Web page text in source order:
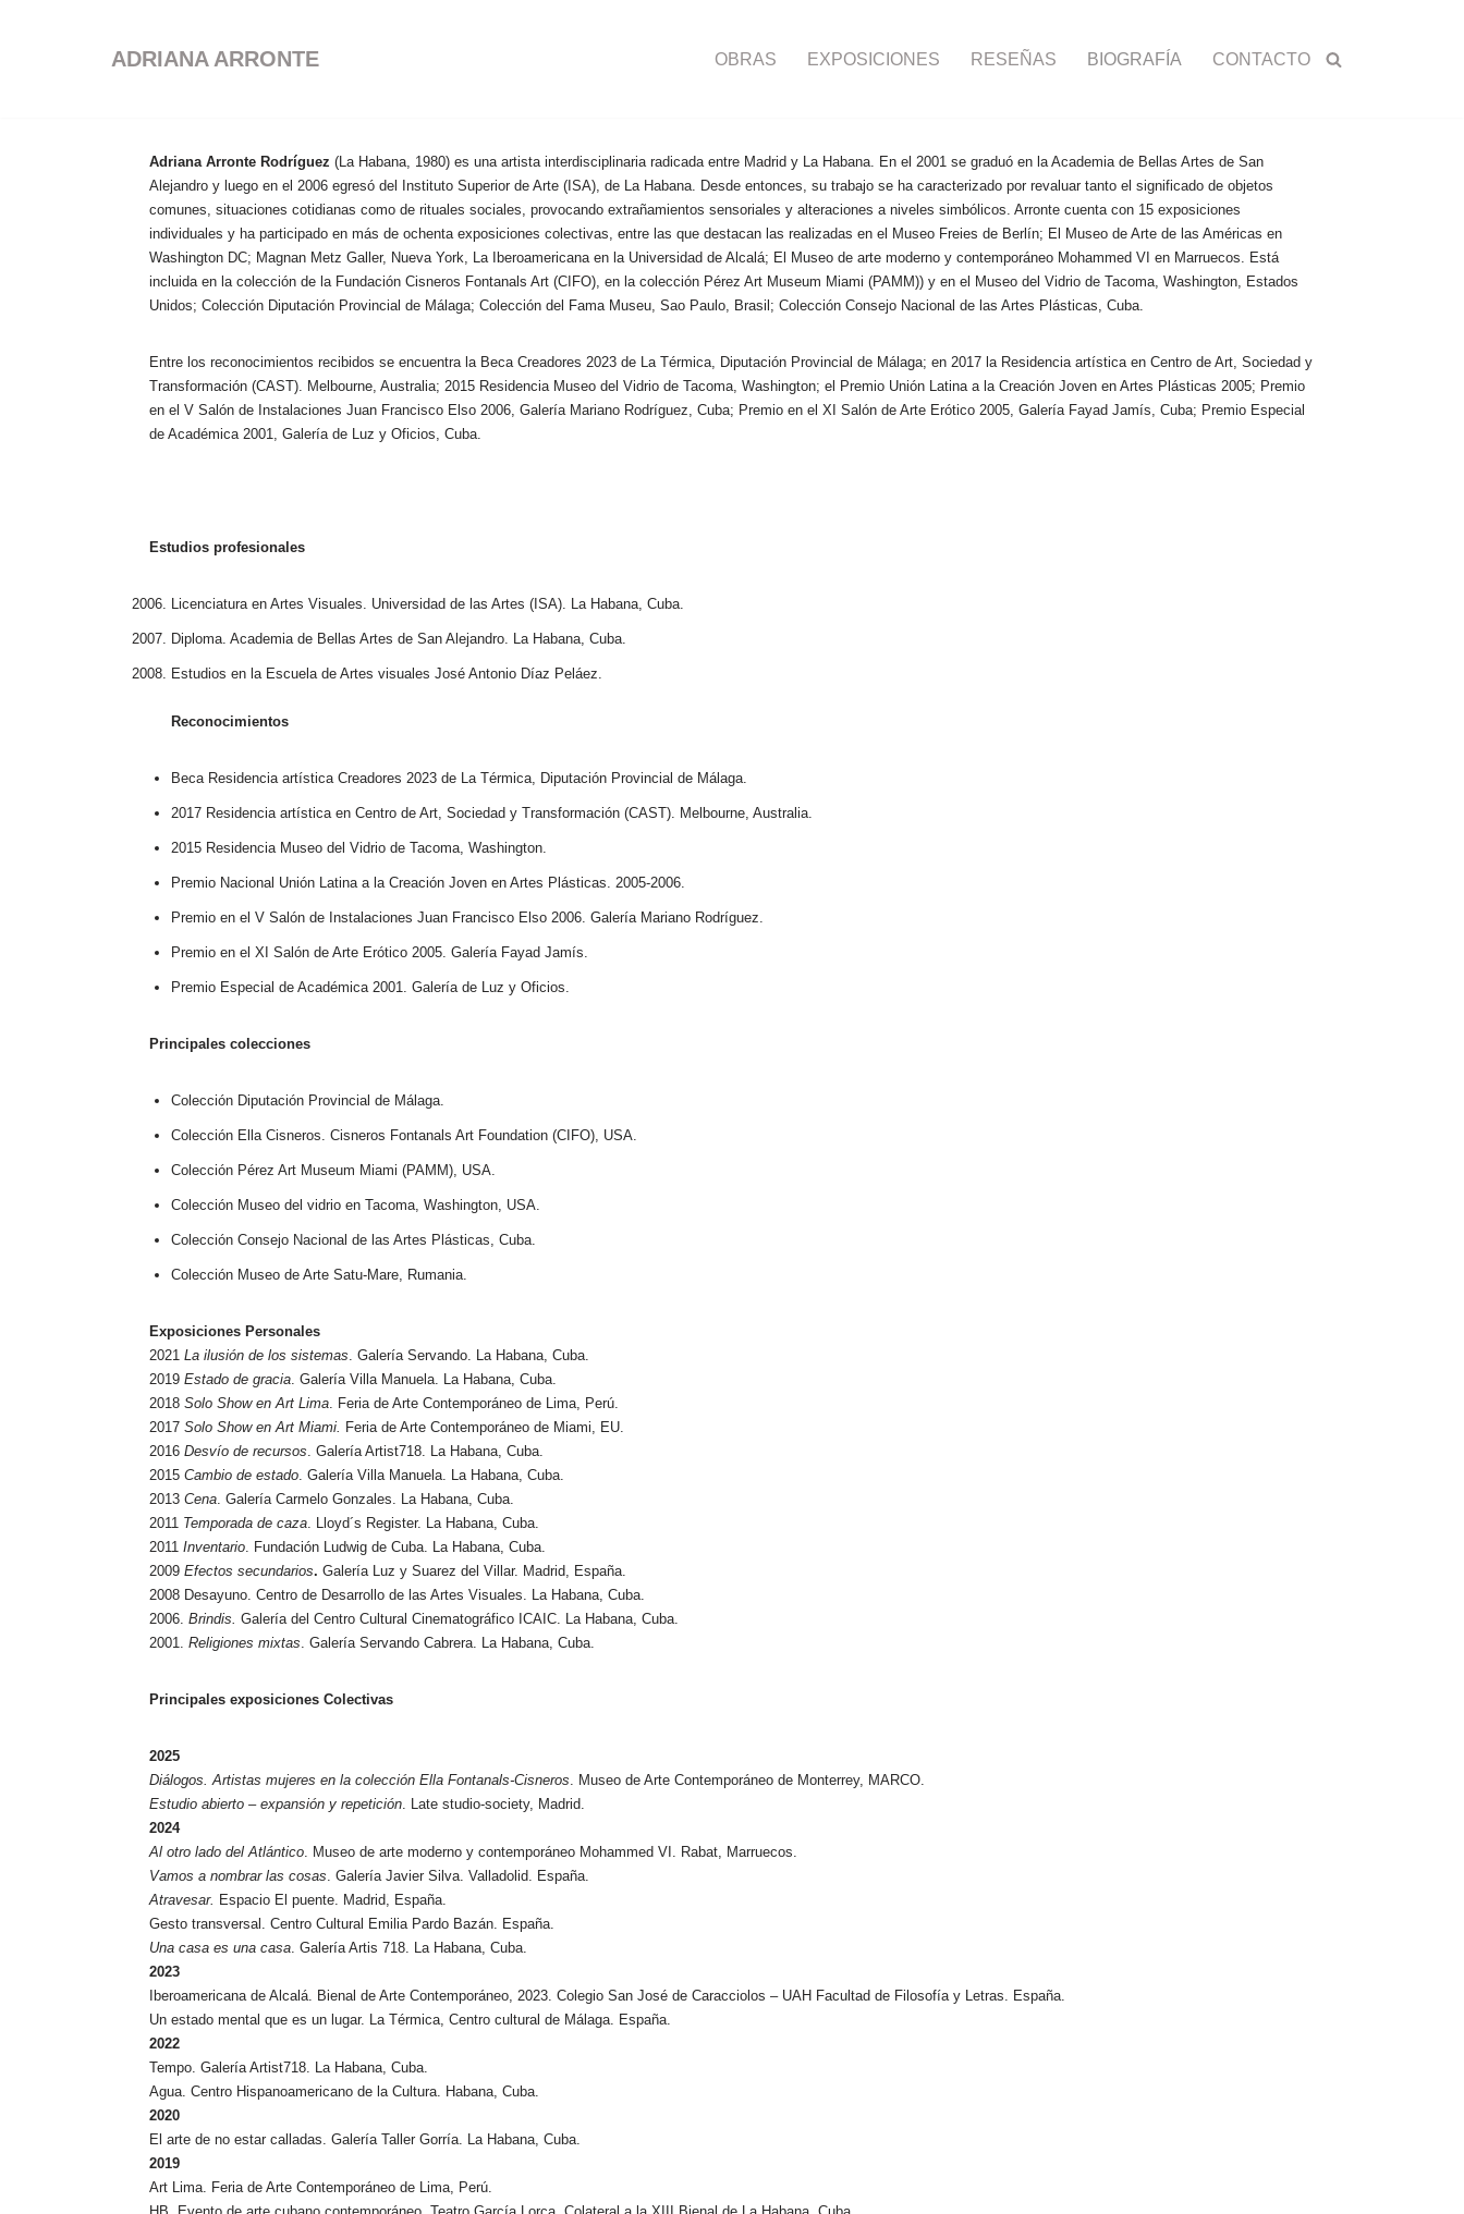
ADRIANA ARRONTE OBRAS EXPOSICIONES RESEÑAS BIOGRAFÍA CONTACTO
Adriana Arronte Rodríguez(La Habana, 1980) es una artista interdisciplinaria radicada entre Madrid y La Habana. En el 2001 se graduó en la Academia de Bellas Artes de San
Alejandro y luego en el 2006 egresó del Instituto Superior de Arte (ISA), de La Habana. Desde entonces, su trabajo se ha caracterizado por revaluar tanto el significado de objetos
comunes, situaciones cotidianas como de rituales sociales, provocando extrañamientos sensoriales y alteraciones a niveles simbólicos. Arronte cuenta con 15 exposiciones
individuales y ha participado en más de ochenta exposiciones colectivas, entre las que destacan las realizadas en el Museo Freies de Berlín; El Museo de Arte de las Américas en
Washington DC; Magnan Metz Galler, Nueva York, La Iberoamericana en la Universidad de Alcalá; El Museo de arte moderno y contemporáneo Mohammed VI en Marruecos. Está
incluida en la colección de la Fundación Cisneros Fontanals Art (CIFO), en la colección Pérez Art Museum Miami (PAMM)) y en el Museo del Vidrio de Tacoma, Washington, Estados
Unidos; Colección Diputación Provincial de Málaga; Colección del Fama Museu, Sao Paulo, Brasil; Colección Consejo Nacional de las Artes Plásticas, Cuba.
Entre los reconocimientos recibidos se encuentra la Beca Creadores 2023 de La Térmica, Diputación Provincial de Málaga; en 2017 la Residencia artística en Centro de Art, Sociedad y
Transformación (CAST). Melbourne, Australia; 2015 Residencia Museo del Vidrio de Tacoma, Washington; el Premio Unión Latina a la Creación Joven en Artes Plásticas 2005; Premio
en el V Salón de Instalaciones Juan Francisco Elso 2006, Galería Mariano Rodríguez, Cuba; Premio en el XI Salón de Arte Erótico 2005, Galería Fayad Jamís, Cuba; Premio Especial
de Académica 2001, Galería de Luz y Oficios, Cuba.
Estudios profesionales
Licenciatura en Artes Visuales. Universidad de las Artes (ISA). La Habana, Cuba.
Diploma. Academia de Bellas Artes de San Alejandro. La Habana, Cuba.
Estudios en la Escuela de Artes visuales José Antonio Díaz Peláez.
Reconocimientos
Beca Residencia artística Creadores 2023 de La Térmica, Diputación Provincial de Málaga.
2017 Residencia artística en Centro de Art, Sociedad y Transformación (CAST). Melbourne, Australia.
2015 Residencia Museo del Vidrio de Tacoma, Washington.
Premio Nacional Unión Latina a la Creación Joven en Artes Plásticas. 2005-2006.
Premio en el V Salón de Instalaciones Juan Francisco Elso 2006. Galería Mariano Rodríguez.
Premio en el XI Salón de Arte Erótico 2005. Galería Fayad Jamís.
Premio Especial de Académica 2001. Galería de Luz y Oficios.
Principales colecciones
Colección Diputación Provincial de Málaga.
Colección Ella Cisneros. Cisneros Fontanals Art Foundation (CIFO), USA.
Colección Pérez Art Museum Miami (PAMM), USA.
Colección Museo del vidrio en Tacoma, Washington, USA.
Colección Consejo Nacional de las Artes Plásticas, Cuba.
Colección Museo de Arte Satu-Mare, Rumania.
Exposiciones Personales
2021La ilusión de los sistemas. Galería Servando. La Habana, Cuba.
2019Estado de gracia. Galería Villa Manuela. La Habana, Cuba.
2018Solo Show en Art Lima. Feria de Arte Contemporáneo de Lima, Perú.
2017Solo Show en Art Miami. Feria de Arte Contemporáneo de Miami, EU.
2016Desvío de recursos. Galería Artist718. La Habana, Cuba.
2015Cambio de estado. Galería Villa Manuela. La Habana, Cuba.
2013Cena. Galería Carmelo Gonzales. La Habana, Cuba.
2011 Temporada de caza. Lloyd´s Register. La Habana, Cuba.
2011Inventario. Fundación Ludwig de Cuba. La Habana, Cuba.
2009Efectos secundarios. Galería Luz y Suarez del Villar. Madrid, España.
2008 Desayuno. Centro de Desarrollo de las Artes Visuales. La Habana, Cuba.
2006.Brindis. Galería del Centro Cultural Cinematográfico ICAIC. La Habana, Cuba.
2001.Religiones mixtas. Galería Servando Cabrera. La Habana, Cuba.
Principales exposiciones Colectivas
2025
Diálogos. Artistas mujeres en la colección Ella Fontanals-Cisneros. Museo de Arte Contemporáneo de Monterrey, MARCO.
Estudio abierto – expansión y repetición. Late studio-society, Madrid.
2024
Al otro lado del Atlántico. Museo de arte moderno y contemporáneo Mohammed VI. Rabat, Marruecos.
Vamos a nombrar las cosas. Galería Javier Silva. Valladolid. España.
Atravesar. Espacio El puente. Madrid, España.
Gesto transversal. Centro Cultural Emilia Pardo Bazán. España.
Una casa es una casa. Galería Artis 718. La Habana, Cuba.
2023
Iberoamericana de Alcalá. Bienal de Arte Contemporáneo, 2023. Colegio San José de Caracciolos – UAH Facultad de Filosofía y Letras. España.
Un estado mental que es un lugar. La Térmica, Centro cultural de Málaga. España.
2022
Tempo. Galería Artist718. La Habana, Cuba.
Agua. Centro Hispanoamericano de la Cultura. Habana, Cuba.
2020
El arte de no estar calladas. Galería Taller Gorría. La Habana, Cuba.
2019
Art Lima. Feria de Arte Contemporáneo de Lima, Perú.